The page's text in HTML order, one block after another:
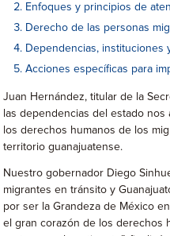
Enfoques y principios de
Derecho de las personas
Dependencias, instituciones
Acciones específicas para
Juan Hernández, titular de la
las dependencias del estado
los derechos humanos de los
territorio guanajuatense.
Nuestro gobernador Diego
migrantes en tránsito y
por ser la Grandeza de México
el gran corazón de los derechos